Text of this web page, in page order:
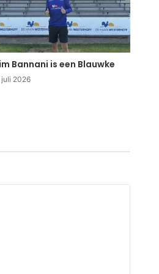
Bannani is een Blauwke
juli 2026